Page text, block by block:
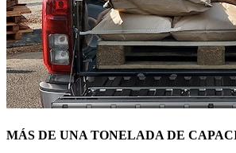
MÁS DE UNA TONELADA DE